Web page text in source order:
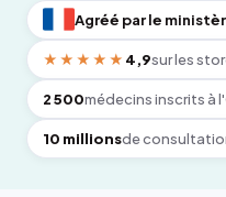
Agréé par le
★★★★★ 4,9sur les
2 500médecins inscrits à
10 millionsde